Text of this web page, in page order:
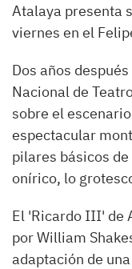
Atalaya presenta
viernes en el
Dos años
Nacional de
sobre el
espectacular
pilares básicos
onírico, lo
El 'Ricardo III' de
por William
adaptación de